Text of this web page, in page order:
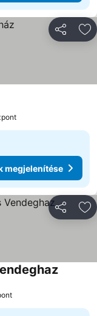
megjelenítése
Árak